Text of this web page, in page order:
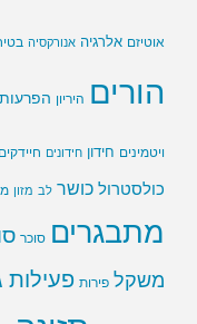
אוטיזם אלרגיה אנורקסיה
הורים היריון
ויטמינים חידון חידונים חיידקים
כולסטרול כושר לב מזון
מתבגרים סוכר
משקל פירות פעילות